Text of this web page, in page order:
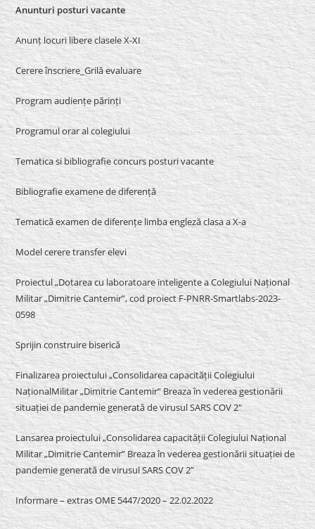
Anunturi posturi vacante
Anunț locuri libere clasele X-XI
Cerere înscriere_Grilă evaluare
Program audiențe părinți
Programul orar al colegiului
Tematica si bibliografie concurs posturi vacante
Bibliografie examene de diferență
Tematică examen de diferențe limba engleză clasa a X-a
Model cerere transfer elevi
Proiectul „Dotarea cu laboratoare inteligente a Colegiului Național
Militar „Dimitrie Cantemir”, cod proiect F-PNRR-Smartlabs-2023-
0598
Sprijin construire biserică
Finalizarea proiectului „Consolidarea capacității Colegiului
NaționalMilitar „Dimitrie Cantemir” Breaza în vederea gestionării
situației de pandemie generată de virusul SARS COV 2″
Lansarea proiectului „Consolidarea capacității Colegiului Național
Militar „Dimitrie Cantemir” Breaza în vederea gestionării situației de
pandemie generată de virusul SARS COV 2”
Informare – extras OME 5447/2020 – 22.02.2022